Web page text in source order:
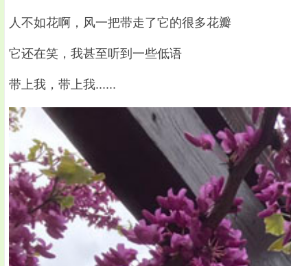
人不如花啊，风一把带走了它的很多花瓣
它还在笑，我甚至听到一些低语
带上我，带上我......